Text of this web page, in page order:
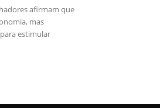
afirmam que
mas
estimular